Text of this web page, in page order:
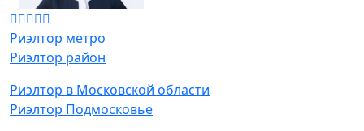
Риэлтор метро
Риэлтор район
Риэлтор в Московской области
Риэлтор Подмосковье